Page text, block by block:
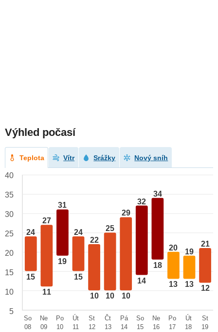
Výhled počasí
Teplota Vítr Srážky Nový sníh
24
15
27
11
31
19
24
15
22
10
25
10
29
10
32
14
34
18
20
13
19
13
21
12
40
35
30
25
20
15
10
5
So
08
Ne
09
Po
10
Út
11
St
12
Čt
13
Pá
14
So
15
Ne
16
Po
17
Út
18
St
19